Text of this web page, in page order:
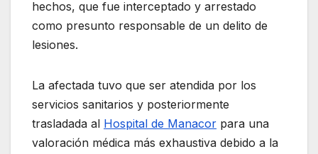
hechos, que fue interceptado y arrestado
como presunto responsable de un delito de
lesiones.
La afectada tuvo que ser atendida por los
servicios sanitarios y posteriormente
trasladada al Hospital de Manacor para una
valoración médica más exhaustiva debido a la